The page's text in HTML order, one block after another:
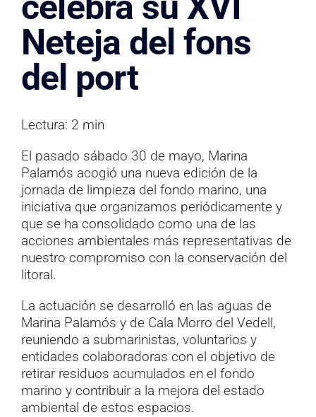
Documentación
Contacto
Neteja del fons
del port
Lectura: 2 min
El pasado sábado 30 de mayo, Marina
Palamós acogió una nueva edición de la
jornada de limpieza del fondo marino, una
iniciativa que organizamos periódicamente y
que se ha consolidado como una de las
acciones ambientales más representativas de
nuestro compromiso con la conservación del
litoral.
La actuación se desarrolló en las aguas de
Marina Palamós y de Cala Morro del Vedell,
reuniendo a submarinistas, voluntarios y
entidades colaboradoras con el objetivo de
retirar residuos acumulados en el fondo
marino y contribuir a la mejora del estado
ambiental de estos espacios.